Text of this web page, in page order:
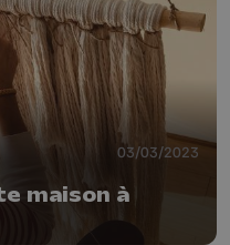
03/03/2023
maison à